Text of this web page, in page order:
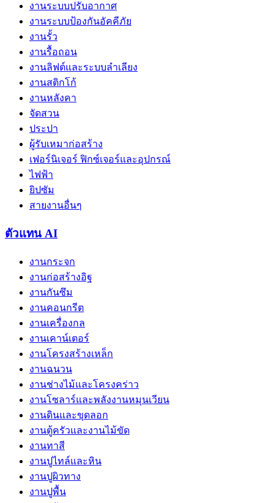
งานระบบปรับอากาศ
งานระบบป้องกันอัคคีภัย
งานรั้ว
งานรื้อถอน
งานลิฟต์และระบบลำเลียง
งานสติกโก้
งานหลังคา
จัดสวน
ประปา
ผู้รับเหมาก่อสร้าง
เฟอร์นิเจอร์ ฟิกซ์เจอร์และอุปกรณ์
ไฟฟ้า
ยิปซัม
สายงานอื่นๆ
ตัวแทน AI
งานกระจก
งานก่อสร้างอิฐ
งานกันซึม
งานคอนกรีต
งานเครื่องกล
งานเคาน์เตอร์
งานโครงสร้างเหล็ก
งานฉนวน
งานช่างไม้และโครงคร่าว
งานโซลาร์และพลังงานหมุนเวียน
งานดินและขุดลอก
งานตู้ครัวและงานไม้ขัด
งานทาสี
งานปูไทล์และหิน
งานปูผิวทาง
งานปูพื้น